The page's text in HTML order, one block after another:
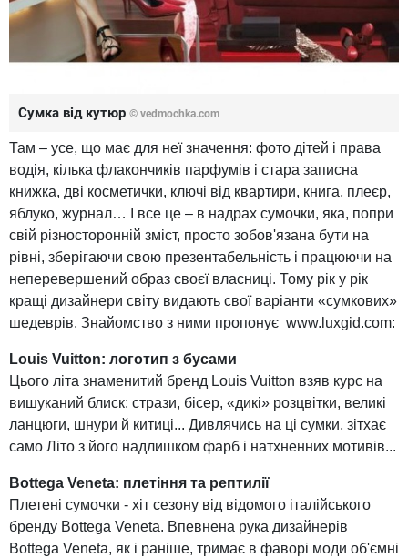
Сумка від кутюр © vedmochka.com
Там – усе, що має для неї значення: фото дітей і права
водія, кілька флакончиків парфумів і стара записна
книжка, дві косметички, ключі від квартири, книга, плеєр,
яблуко, журнал… І все це – в надрах сумочки, яка, попри
свій різносторонній зміст, просто зобов'язана бути на
рівні, зберігаючи свою презентабельність і працюючи на
неперевершений образ своєї власниці. Тому рік у рік
кращі дизайнери світу видають свої варіанти «сумкових»
шедеврів. Знайомство з ними пропонує www.luxgid.com:
Louis Vuitton: логотип з бусами
Цього літа знаменитий бренд Louis Vuitton взяв курс на
вишуканий блиск: cтрази, бісер, «дикі» розцвітки, великі
ланцюги, шнури й китиці... Дивлячись на ці сумки, зітхає
само Літо з його надлишком фарб і натхненних мотивів...
Bottega Veneta: плетіння та рептилії
Плетені сумочки - хіт сезону від відомого італійського
бренду Bottega Veneta. Впевнена рука дизайнерів
Bottega Veneta, як і раніше, тримає в фаворі моди об'ємні